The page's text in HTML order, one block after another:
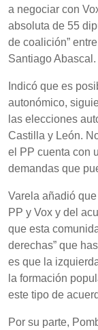
a negociar con
absoluta de 55
de coalición”
Santiago Abascal.
Indicó que es
autonómico,
las elecciones
Castilla y León.
el PP cuenta con
demandas que
Varela añadió
PP y Vox y del
que esta
derechas” que
es que la
la formación
este tipo de
Por su parte,